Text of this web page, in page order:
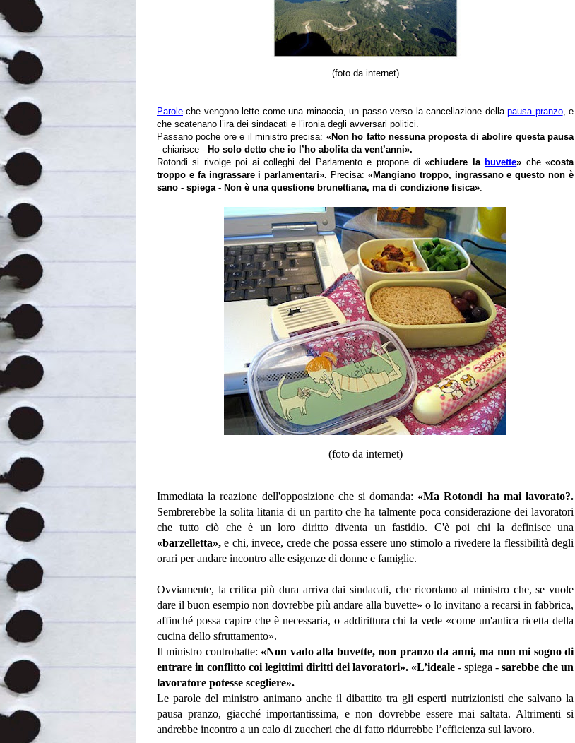
(foto da internet)
Parole che vengono lette come una minaccia, un passo verso la cancellazione dellapausa pranzo, e
che scatenano l’ira dei sindacati e l’ironia degli avversari politici.
Passano poche ore e il ministro precisa: «Non ho fatto nessuna proposta di abolire questa pausa
- chiarisce - Ho solo detto che io l’ho abolita da vent’anni».
Rotondi si rivolge poi ai colleghi del Parlamento e propone di «chiudere la buvette» che «costa
troppo e fa ingrassare i parlamentari». Precisa: «Mangiano troppo, ingrassano e questo non è
sano - spiega - Non è una questione brunettiana, ma di condizione fisica».
(foto da internet)
Immediata la reazione dell'opposizione che si domanda: «Ma Rotondi ha mai lavorato?.
Sembrerebbe la solita litania di un partito che ha talmente poca considerazione dei lavoratori
che tutto ciò che è un loro diritto diventa un fastidio. C'è poi chi la definisce una
«barzelletta», e chi, invece, crede che possa essere uno stimolo a rivedere la flessibilità degli
orari per andare incontro alle esigenze di donne e famiglie.
Ovviamente, la critica più dura arriva dai sindacati, che ricordano al ministro che, se vuole
dare il buon esempio non dovrebbe più andare alla buvette» o lo invitano a recarsi in fabbrica,
affinché possa capire che è necessaria, o addirittura chi la vede «come un'antica ricetta della
cucina dello sfruttamento».
Il ministro controbatte: «Non vado alla buvette, non pranzo da anni, ma non mi sogno di
entrare in conflitto coi legittimi diritti dei lavoratori». «L’ideale - spiega - sarebbe che un
lavoratore potesse scegliere».
Le parole del ministro animano anche il dibattito tra gli esperti nutrizionisti che salvano la
pausa pranzo, giacché importantissima, e non dovrebbe essere mai saltata. Altrimenti si
andrebbe incontro a un calo di zuccheri che di fatto ridurrebbe l’efficienza sul lavoro.